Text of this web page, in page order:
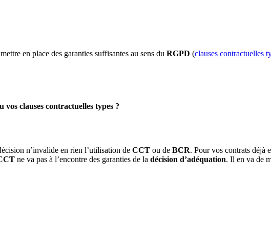
en place des garanties suffisantes au sens du RGPD (clauses contractuelles
clauses contractuelles types ?
n’invalide en rien l’utilisation de CCT ou de BCR. Pour vos contrats déjà
ne va pas à l’encontre des garanties de la décision d’adéquation. Il en va de